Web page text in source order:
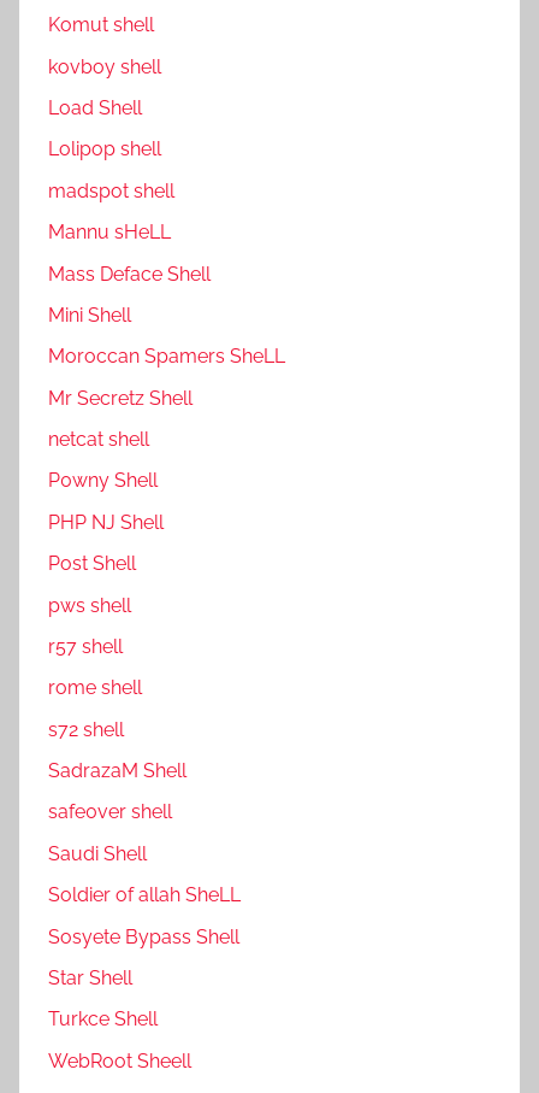
Komut shell
kovboy shell
Load Shell
Lolipop shell
madspot shell
Mannu sHeLL
Mass Deface Shell
Mini Shell
Moroccan Spamers SheLL
Mr Secretz Shell
netcat shell
P0wny Shell
PHP NJ Shell
Post Shell
pws shell
r57 shell
rome shell
s72 shell
SadrazaM Shell
safe0ver shell
Saudi Shell
Soldier of allah SheLL
Sosyete Bypass Shell
Star Shell
Turkce Shell
WebRoot Sheell